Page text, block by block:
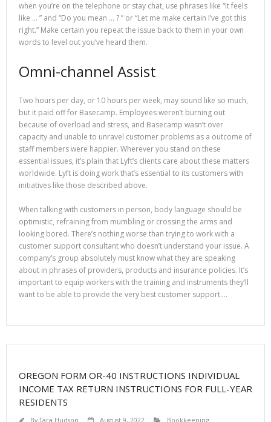
when you’re on the telephone or stay chat, use phrases like “It feels
like … ” and “Do you mean … ? ” or “Let me make certain I’ve got this
right.” Make certain you repeat the issue back to them in your own
words to level out you’ve heard them.
Omni-channel Assist
Two hours per day, or 10 hours per week, may sound like so much,
but it paid off for Basecamp. Employees weren’t burning out
because of overload and stress, and Basecamp wasn’t over
capacity and unable to unravel customer problems as a outcome of
staff members were happier. Wherever you stand on these
essential issues, it’s plain that Lyft’s clients care about these matters
worldwide. Lyft is doing work that’s essential to its customers with
initiatives like those described above.
When talking with customers in person, body language should be
optimistic, refraining from mumbling or crossing the arms and
looking bored. There’s nothing worse than trying to work with a
customer support consultant who doesn’t understand your issue. A
company’s group absolutely must know what they are speaking
about in phrases of providers, products and insurance policies. It’s
important to equip workers with the training and instruments they’ll
want to be able to provide the very best customer support.…
OREGON FORM OR-40 INSTRUCTIONS INDIVIDUAL
INCOME TAX RETURN INSTRUCTIONS FOR FULL-YEAR
RESIDENTS
ByTara Hudson August 9, 2022 Bookkeeping